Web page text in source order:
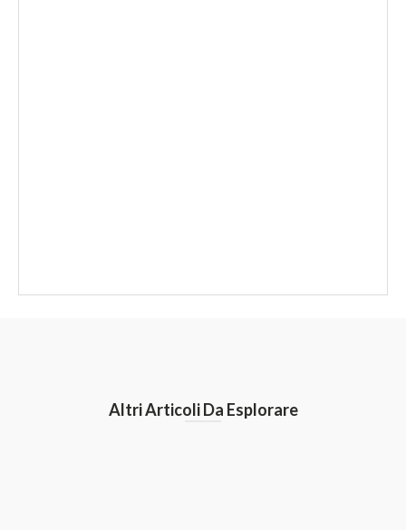
Altri Articoli Da Esplorare